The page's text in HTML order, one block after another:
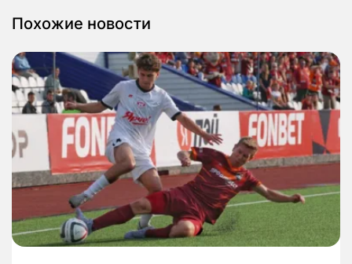
Похожие новости